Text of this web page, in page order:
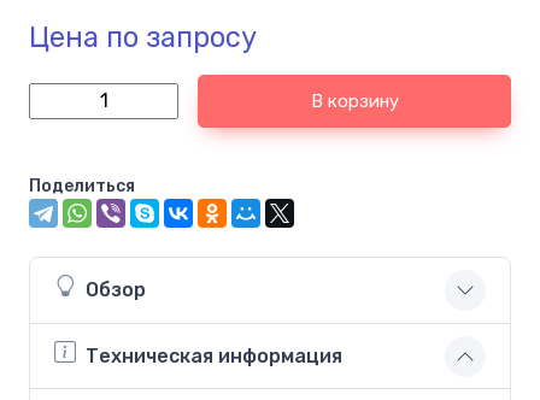
Цена по запросу
В корзину
Поделиться
Обзор
Техническая информация